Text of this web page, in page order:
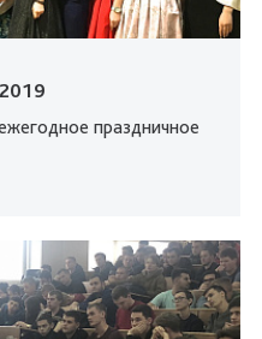
праздничное